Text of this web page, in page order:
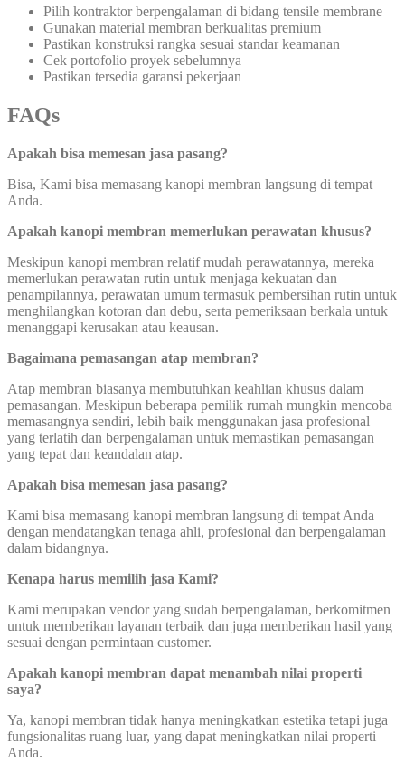
Pilih kontraktor berpengalaman di bidang tensile membrane
Gunakan material membran berkualitas premium
Pastikan konstruksi rangka sesuai standar keamanan
Cek portofolio proyek sebelumnya
Pastikan tersedia garansi pekerjaan
FAQs
Apakah bisa memesan jasa pasang?
Bisa, Kami bisa memasang kanopi membran langsung di tempat
Anda.
Apakah kanopi membran memerlukan perawatan khusus?
Meskipun kanopi membran relatif mudah perawatannya, mereka
memerlukan perawatan rutin untuk menjaga kekuatan dan
penampilannya, perawatan umum termasuk pembersihan rutin untuk
menghilangkan kotoran dan debu, serta pemeriksaan berkala untuk
menanggapi kerusakan atau keausan.
Bagaimana pemasangan atap membran?
Atap membran biasanya membutuhkan keahlian khusus dalam
pemasangan. Meskipun beberapa pemilik rumah mungkin mencoba
memasangnya sendiri, lebih baik menggunakan jasa profesional
yang terlatih dan berpengalaman untuk memastikan pemasangan
yang tepat dan keandalan atap.
Apakah bisa memesan jasa pasang?
Kami bisa memasang kanopi membran langsung di tempat Anda
dengan mendatangkan tenaga ahli, profesional dan berpengalaman
dalam bidangnya.
Kenapa harus memilih jasa Kami?
Kami merupakan vendor yang sudah berpengalaman, berkomitmen
untuk memberikan layanan terbaik dan juga memberikan hasil yang
sesuai dengan permintaan customer.
Apakah kanopi membran dapat menambah nilai properti
saya?
Ya, kanopi membran tidak hanya meningkatkan estetika tetapi juga
fungsionalitas ruang luar, yang dapat meningkatkan nilai properti
Anda.